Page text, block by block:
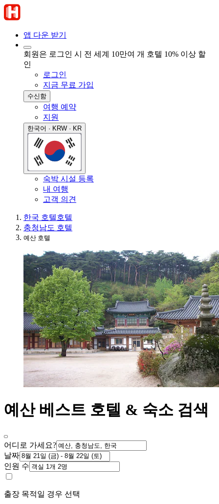
앱 다운 받기
회원은 로그인 시 전 세계 10만여 개 호텔 10% 이상 할
인
로그인
지금 무료 가입
수신함
여행 예약
지원
한국어 · KRW · KR
숙박 시설 등록
내 여행
고객 의견
한국 호텔호텔
충청남도 호텔
예산 호텔
예산 베스트 호텔 & 숙소 검색
어디로 가세요?
날짜
인원 수
출장 목적일 경우 선택